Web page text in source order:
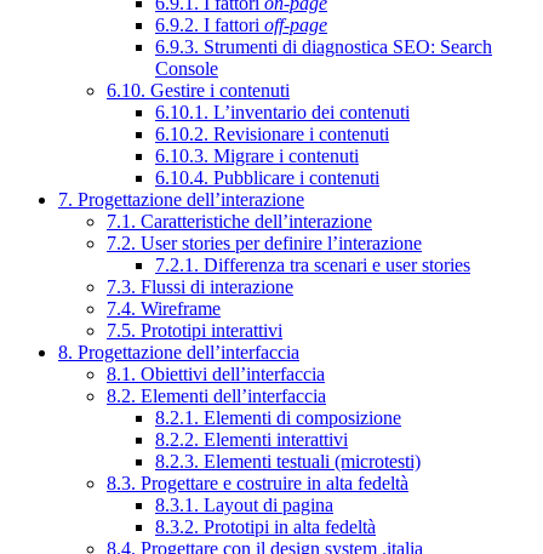
6.9.2. I fattori off-page
6.9.3. Strumenti di diagnostica SEO: Search
Console
6.10. Gestire i contenuti
6.10.1. L’inventario dei contenuti
6.10.2. Revisionare i contenuti
6.10.3. Migrare i contenuti
6.10.4. Pubblicare i contenuti
7. Progettazione dell’interazione
7.1. Caratteristiche dell’interazione
7.2. User stories per definire l’interazione
7.2.1. Differenza tra scenari e user stories
7.3. Flussi di interazione
7.4. Wireframe
7.5. Prototipi interattivi
8. Progettazione dell’interfaccia
8.1. Obiettivi dell’interfaccia
8.2. Elementi dell’interfaccia
8.2.1. Elementi di composizione
8.2.2. Elementi interattivi
8.2.3. Elementi testuali (microtesti)
8.3. Progettare e costruire in alta fedeltà
8.3.1. Layout di pagina
8.3.2. Prototipi in alta fedeltà
8.4. Progettare con il design system .italia